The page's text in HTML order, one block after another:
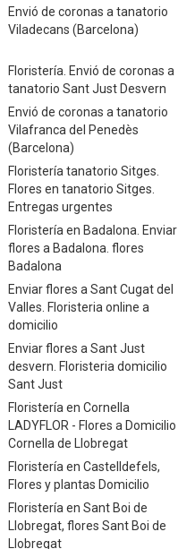
Envió de coronas a tanatorio
Viladecans (Barcelona)
Floristería. Envió de coronas a
tanatorio Sant Just Desvern
Envió de coronas a tanatorio
Vilafranca del Penedès
(Barcelona)
Floristería tanatorio Sitges.
Flores en tanatorio Sitges.
Entregas urgentes
Floristería en Badalona. Enviar
flores a Badalona. flores
Badalona
Enviar flores a Sant Cugat del
Valles. Floristeria online a
domicilio
Enviar flores a Sant Just
desvern. Floristeria domicilio
Sant Just
Floristería en Cornella
LADYFLOR - Flores a Domicilio
Cornella de Llobregat
Floristería en Castelldefels,
Flores y plantas Domicilio
Floristería en Sant Boi de
Llobregat, flores Sant Boi de
Llobregat